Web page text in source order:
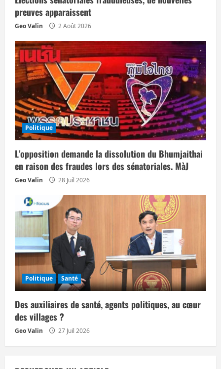
preuves apparaissent
Geo Valin 2 Août 2026
Politique
L’opposition demande la dissolution du Bhumjaithai
en raison des fraudes lors des sénatoriales. MàJ
Geo Valin 28 Juil 2026
Politique Santé
Des auxiliaires de santé, agents politiques, au cœur
des villages ?
Geo Valin 27 Juil 2026